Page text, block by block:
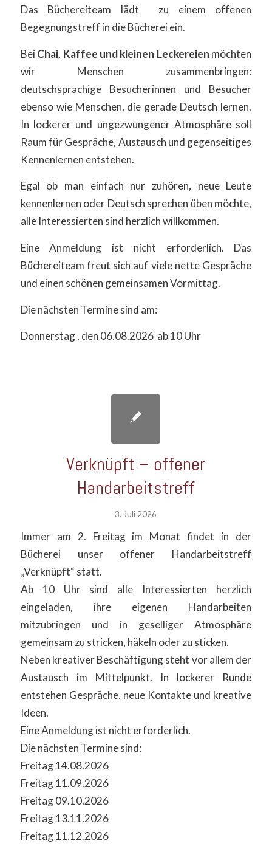
Das Büchereiteam lädt zu einem offenen
Begegnungstreff in die Bücherei ein.
BeiChai, Kaffee und kleinen Leckereien möchten
wir Menschen zusammenbringen:
deutschsprachige Besucherinnen und Besucher
ebenso wie Menschen, die gerade Deutsch lernen.
In lockerer und ungezwungener Atmosphäre soll
Raum für Gespräche, Austausch und gegenseitiges
Kennenlernen entstehen.
Egal ob man einfach nur zuhören, neue Leute
kennenlernen oder Deutsch sprechen üben möchte,
alle Interessierten sind herzlich willkommen.
Eine Anmeldung ist nicht erforderlich. Das
Büchereiteam freut sich auf viele nette Gespräche
und einen schönen gemeinsamen Vormittag.
Die nächsten Termine sind am:
Donnerstag , den 06.08.2026 ab 10 Uhr
Verknüpft – offener
Handarbeitstreff
3. Juli 2026
Immer am 2. Freitag im Monat findet in der
Bücherei unser offener Handarbeitstreff
„Verknüpft“ statt.
Ab 10 Uhr sind alle Interessierten herzlich
eingeladen, ihre eigenen Handarbeiten
mitzubringen und in geselliger Atmosphäre
gemeinsam zu stricken, häkeln oder zu sticken.
Neben kreativer Beschäftigung steht vor allem der
Austausch im Mittelpunkt. In lockerer Runde
entstehen Gespräche, neue Kontakte und kreative
Ideen.
Eine Anmeldung ist nicht erforderlich.
Die nächsten Termine sind:
Freitag 14.08.2026
Freitag 11.09.2026
Freitag 09.10.2026
Freitag 13.11.2026
Freitag 11.12.2026